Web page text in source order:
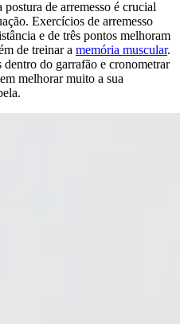
postura de arremesso é crucial
Exercícios de arremesso
e de três pontos melhoram
de treinar a memória muscular.
dentro do garrafão e cronometrar
melhorar muito a sua